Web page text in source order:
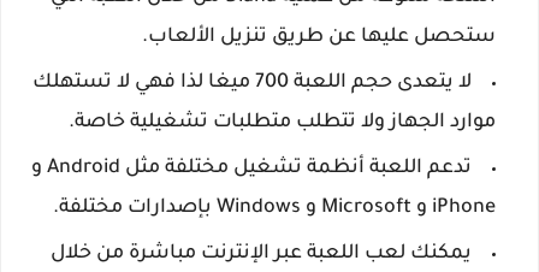
ستحصل عليها عن طريق تنزيل الألعاب.
لا يتعدى حجم اللعبة 700 ميغا لذا فهي لا تستهلك
موارد الجهاز ولا تتطلب متطلبات تشغيلية خاصة.
تدعم اللعبة أنظمة تشغيل مختلفة مثل Android و
iPhone و Microsoft و Windows بإصدارات مختلفة.
يمكنك لعب اللعبة عبر الإنترنت مباشرة من خلال